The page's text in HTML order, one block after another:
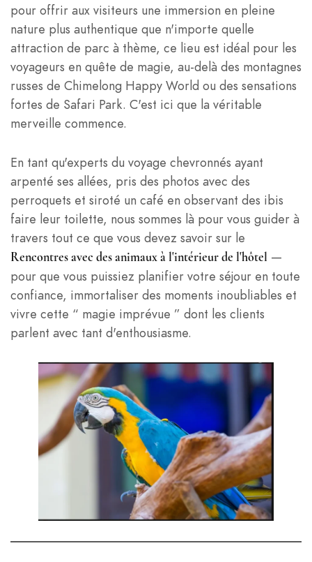
pour offrir aux visiteurs une immersion en pleine
nature plus authentique que n'importe quelle
attraction de parc à thème, ce lieu est idéal pour les
voyageurs en quête de magie, au-delà des montagnes
russes de Chimelong Happy World ou des sensations
fortes de Safari Park. C'est ici que la véritable
merveille commence.
En tant qu'experts du voyage chevronnés ayant
arpenté ses allées, pris des photos avec des
perroquets et siroté un café en observant des ibis
faire leur toilette, nous sommes là pour vous guider à
travers tout ce que vous devez savoir sur le
Rencontres avec des animaux à l'intérieur de l'hôtel —
pour que vous puissiez planifier votre séjour en toute
confiance, immortaliser des moments inoubliables et
vivre cette “ magie imprévue ” dont les clients
parlent avec tant d'enthousiasme.